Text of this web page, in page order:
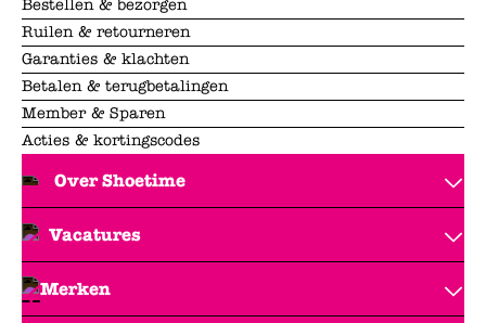
Bestellen & bezorgen
Ruilen & retourneren
Garanties & klachten
Betalen & terugbetalingen
Member & Sparen
Acties & kortingscodes
Over Shoetime
Vacatures
Merken